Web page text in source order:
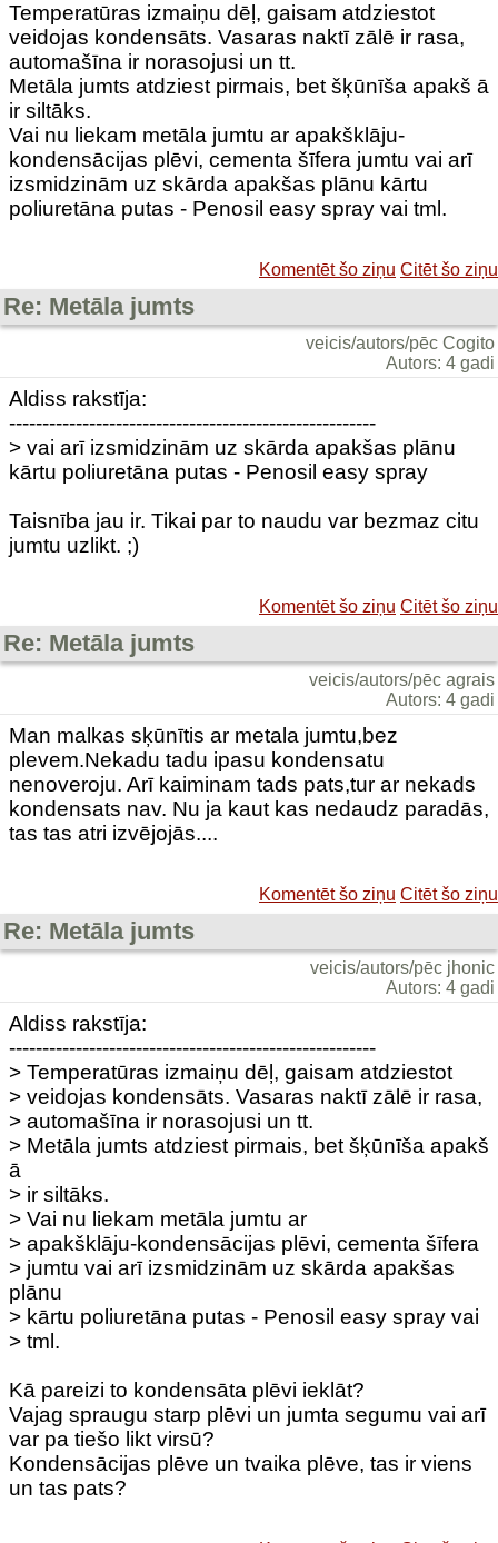
Temperatūras izmaiņu dēļ, gaisam atdziestot
veidojas kondensāts. Vasaras naktī zālē ir rasa,
automašīna ir norasojusi un tt.
Metāla jumts atdziest pirmais, bet šķūnīša apakš ā
ir siltāks.
Vai nu liekam metāla jumtu ar apakšklāju-
kondensācijas plēvi, cementa šīfera jumtu vai arī
izsmidzinām uz skārda apakšas plānu kārtu
poliuretāna putas - Penosil easy spray vai tml.
Komentēt šo ziņu Citēt šo ziņu
Re: Metāla jumts
veicis/autors/pēc Cogito
Autors: 4 gadi
Aldiss rakstīja:
-------------------------------------------------------
> vai arī izsmidzinām uz skārda apakšas plānu
kārtu poliuretāna putas - Penosil easy spray
Taisnība jau ir. Tikai par to naudu var bezmaz citu
jumtu uzlikt. ;)
Komentēt šo ziņu Citēt šo ziņu
Re: Metāla jumts
veicis/autors/pēc agrais
Autors: 4 gadi
Man malkas sķūnītis ar metala jumtu,bez
plevem.Nekadu tadu ipasu kondensatu
nenoveroju. Arī kaiminam tads pats,tur ar nekads
kondensats nav. Nu ja kaut kas nedaudz paradās,
tas tas atri izvējojās....
Komentēt šo ziņu Citēt šo ziņu
Re: Metāla jumts
veicis/autors/pēc jhonic
Autors: 4 gadi
Aldiss rakstīja:
-------------------------------------------------------
> Temperatūras izmaiņu dēļ, gaisam atdziestot
> veidojas kondensāts. Vasaras naktī zālē ir rasa,
> automašīna ir norasojusi un tt.
> Metāla jumts atdziest pirmais, bet šķūnīša apakš
ā
> ir siltāks.
> Vai nu liekam metāla jumtu ar
> apakšklāju-kondensācijas plēvi, cementa šīfera
> jumtu vai arī izsmidzinām uz skārda apakšas
plānu
> kārtu poliuretāna putas - Penosil easy spray vai
> tml.
Kā pareizi to kondensāta plēvi ieklāt?
Vajag spraugu starp plēvi un jumta segumu vai arī
var pa tiešo likt virsū?
Kondensācijas plēve un tvaika plēve, tas ir viens
un tas pats?